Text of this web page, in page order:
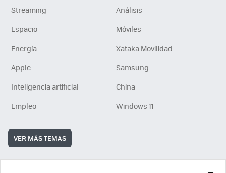
Streaming
Análisis
Espacio
Móviles
Energía
Xataka Movilidad
Apple
Samsung
Inteligencia artificial
China
Empleo
Windows 11
VER MÁS TEMAS